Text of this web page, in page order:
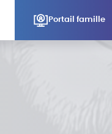
Portail famille